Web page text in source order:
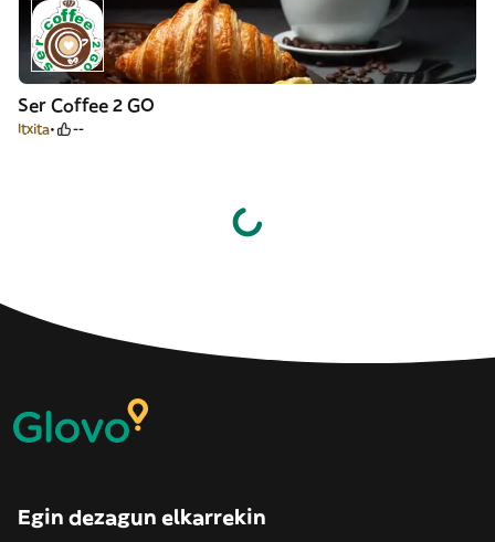
Ser Coffee 2 GO
Itxita --
Egin dezagun elkarrekin